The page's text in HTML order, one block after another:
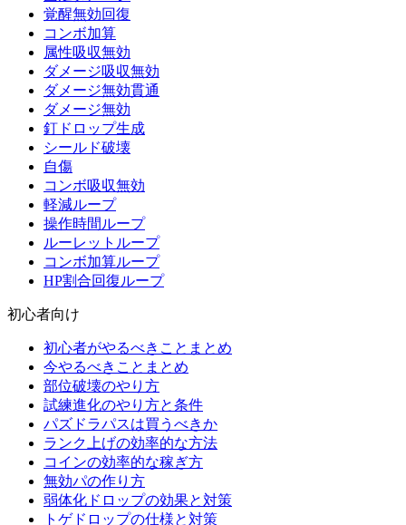
覚醒無効回復
コンボ加算
属性吸収無効
ダメージ吸収無効
ダメージ無効貫通
ダメージ無効
釘ドロップ生成
シールド破壊
自傷
コンボ吸収無効
軽減ループ
操作時間ループ
ルーレットループ
コンボ加算ループ
HP割合回復ループ
初心者向け
初心者がやるべきことまとめ
今やるべきことまとめ
部位破壊のやり方
試練進化のやり方と条件
パズドラパスは買うべきか
ランク上げの効率的な方法
コインの効率的な稼ぎ方
無効パの作り方
弱体化ドロップの効果と対策
トゲドロップの仕様と対策